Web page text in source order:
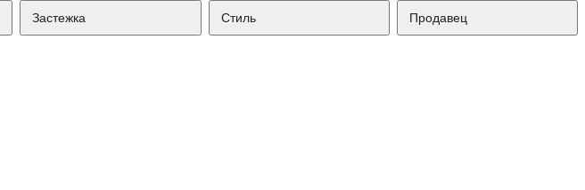
Застежка Стиль Продавец